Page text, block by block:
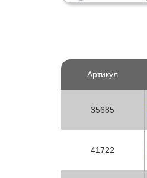
Артикул
35685
41722